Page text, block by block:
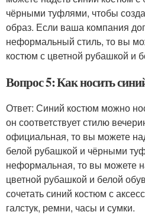
чёрными туфлями, чтобы
образ. Если ваша компания
неформальный стиль, то вы
костюм с цветной рубашкой и
Вопрос 5: Как носить
Ответ: Синий костюм можно
он соответствует стилю
официальная, то вы можете
белой рубашкой и чёрными
неформальная, то вы можете
цветной рубашкой и белой
сочетать синий костюм с
галстук, ремни, часы и сумки.